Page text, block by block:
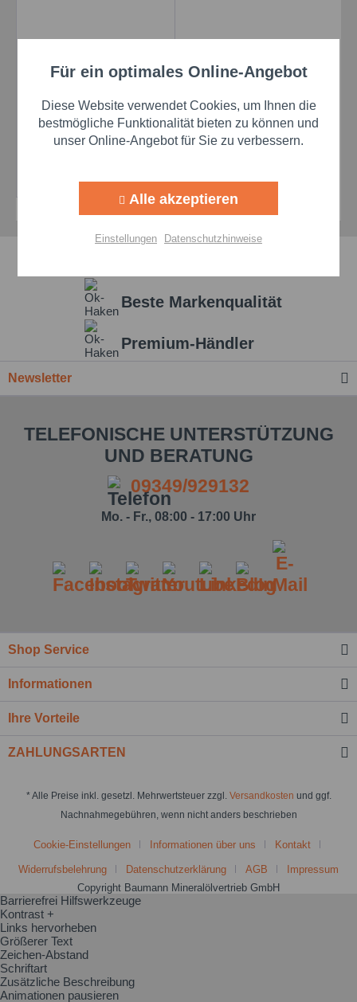
Fuchs Renolit S 2 - 50
Inhalt50 Kilogramm (25,68 € * / 1 Kilogramm)
1.284,00 €
Beste Markenqualität
Premium-Händler
Newsletter
TELEFONISCHE UNTERSTÜTZUNG
UND BERATUNG
09349/929132
Mo. - Fr., 08:00 - 17:00 Uhr
Shop Service
Informationen
Ihre Vorteile
ZAHLUNGSARTEN
* Alle Preise inkl. gesetzl. Mehrwertsteuer zzgl. Versandkosten und ggf.
Nachnahmegebühren, wenn nicht anders beschrieben
Cookie-Einstellungen Informationen über uns Kontakt
Widerrufsbelehrung Datenschutzerklärung AGB
Impressum
Copyright Baumann Mineralölvertrieb GmbH
Funktionale Aktiv
Marketing Aktiv
Personalisierung Aktiv
Einstellungen speichern
Für ein optimales Online-Angebot
Diese Website verwendet Cookies, um Ihnen die
bestmögliche Funktionalität bieten zu können und
unser Online-Angebot für Sie zu verbessern.
Alle akzeptieren
Einstellungen Datenschutzhinweise
Barrierefrei Hilfswerkzeuge
Kontrast +
Links hervorheben
Größerer Text
Zeichen-Abstand
Schriftart
Zusätzliche Beschreibung
Animationen pausieren